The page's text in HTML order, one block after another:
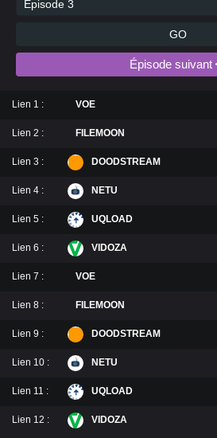
GO
Épisode suivant
Lien 1 : VOE
Lien 2 : FILEMOON
Lien 3 : DOODSTREAM
Lien 4 : NETU
Lien 5 : UQLOAD
Lien 6 : VIDOZA
Lien 7 : VOE
Lien 8 : FILEMOON
Lien 9 : DOODSTREAM
Lien 10 : NETU
Lien 11 : UQLOAD
Lien 12 : VIDOZA